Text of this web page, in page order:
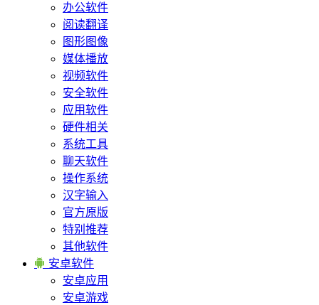
办公软件
阅读翻译
图形图像
媒体播放
视频软件
安全软件
应用软件
硬件相关
系统工具
聊天软件
操作系统
汉字输入
官方原版
特别推荐
其他软件
 安卓软件
安卓应用
安卓游戏